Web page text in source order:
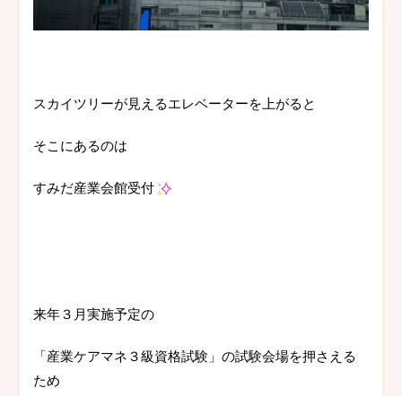
スカイツリーが見えるエレベーターを上がると
そこにあるのは
すみだ産業会館受付
来年３月実施予定の
「産業ケアマネ３級資格試験」の試験会場を押さえる
ため